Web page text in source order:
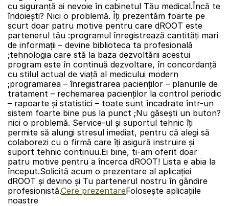
cu siguranță ai nevoie în cabinetul Tău medical.Încă te
îndoiești? Nici o problemă. Îți prezentăm foarte pe
scurt doar patru motive pentru care dROOT este
partenerul tău :programul înregistrează cantităţi mari
de informaţii – devine biblioteca ta profesională
;tehnologia care stă la baza dezvoltării acestui
program este în continuă dezvoltare, în concordanță
cu stilul actual de viață al medicului modern
;programarea – înregistrarea pacienților – planurile de
tratament – rechemarea pacienților la control periodic
– rapoarte și statistici – toate sunt încadrate într-un
sistem foarte bine pus la punct ;Nu găsești un buton?
nici o problemă. Service-ul și suportul tehnic îți
permite să alungi stresul imediat, pentru că alegi să
colaborezi cu o firmă care îți asigură instruire și
suport tehnic continuu.Ei bine, ti-am oferit doar
patru motive pentru a încerca dROOT! Lista e abia la
început.Solicită acum o prezentare al aplicației
dROOT și devino și Tu partenerul nostru în gândire
profesionistă.Cere prezentareFolosește aplicațiile
noastre